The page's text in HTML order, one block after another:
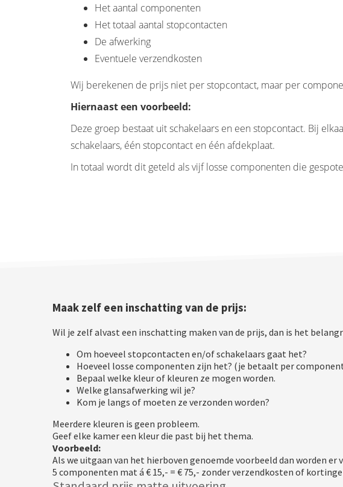
Het aantal componenten
Het totaal aantal stopcontacten
De afwerking
Eventuele verzendkosten
Wij berekenen de prijs niet per stopcontact, maar per
Hiernaast een voorbeeld:
Deze groep bestaat uit schakelaars en een stopcontact. Bij
schakelaars, één stopcontact en één afdekplaat.
In totaal wordt dit geteld als vijf losse componenten die
Maak zelf een inschatting van de prijs:
Wil je zelf alvast een inschatting maken van de prijs, dan is het
Om hoeveel stopcontacten en/of schakelaars gaat het?
Hoeveel losse componenten zijn het? (je betaalt per
Bepaal welke kleur of kleuren ze mogen worden.
Welke glansafwerking wil je?
Kom je langs of moeten ze verzonden worden?
Meerdere kleuren is geen probleem.
Geef elke kamer een kleur die past bij het thema.
Voorbeeld:
Als we uitgaan van het hierboven genoemde voorbeeld dan worden
5 componenten mat á € 15,- = € 75,- zonder verzendkosten of